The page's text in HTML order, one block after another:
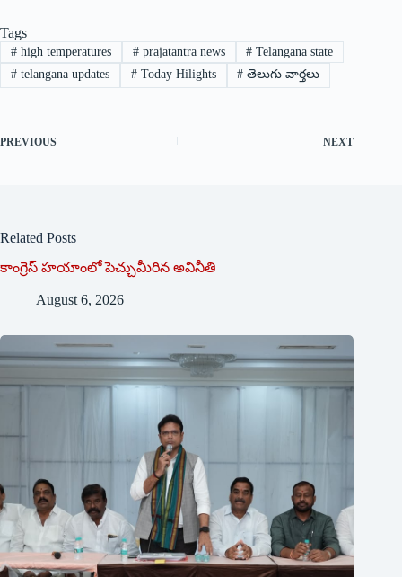
Tags
#high temperatures #prajatantra news # Telangana state
#telangana updates #Today Hilights # తెలుగు వార్తలు
PREVIOUS NEXT
Related Posts
కాంగ్రెస్ హయాంలో పెచ్చుమీరిన అవినీతి
August 6, 2026